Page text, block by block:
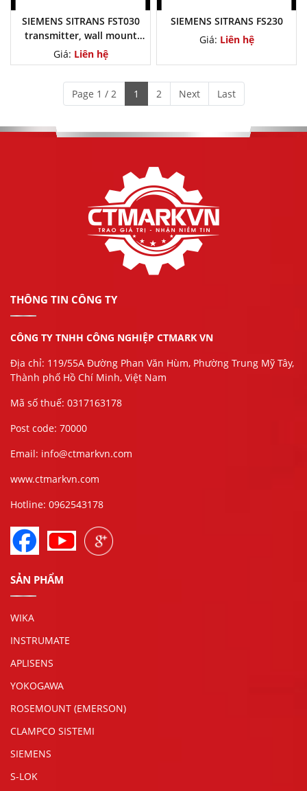
SIEMENS SITRANS FST030
transmitter, wall mount
housing
Giá: Liên hệ
SIEMENS SITRANS FS230
Giá: Liên hệ
Page 1 / 2 1 2 Next Last
THÔNG TIN CÔNG TY
CÔNG TY TNHH CÔNG NGHIỆP CTMARK VN
Địa chỉ: 119/55A Đường Phan Văn Hùm, Phường Trung Mỹ Tây,
Thành phố Hồ Chí Minh, Việt Nam
Mã số thuế: 0317163178
Post code: 70000
Email: info@ctmarkvn.com
www.ctmarkvn.com
Hotline: 0962543178
SẢN PHẨM
WIKA
INSTRUMATE
APLISENS
YOKOGAWA
ROSEMOUNT (EMERSON)
CLAMPCO SISTEMI
SIEMENS
S-LOK